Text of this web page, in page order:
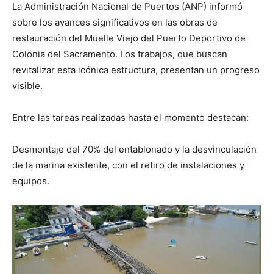
La Administración Nacional de Puertos (ANP) informó
sobre los avances significativos en las obras de
restauración del Muelle Viejo del Puerto Deportivo de
Colonia del Sacramento. Los trabajos, que buscan
revitalizar esta icónica estructura, presentan un progreso
visible.
Entre las tareas realizadas hasta el momento destacan:
Desmontaje del 70% del entablonado y la desvinculación
de la marina existente, con el retiro de instalaciones y
equipos.